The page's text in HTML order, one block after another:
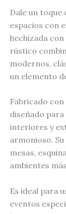
Dale un toque
espacios con
hechizada
rústico
modernos,
un elemento
Fabricado
diseñado
interiores y
armonioso.
mesas,
ambientes
Es ideal para
eventos